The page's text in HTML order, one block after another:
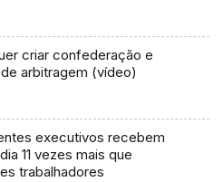
criar confederação e
arbitragem (vídeo)
executivos recebem
11 vezes mais que
trabalhadores